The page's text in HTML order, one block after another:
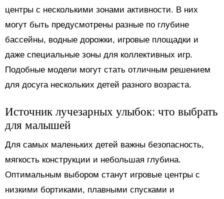
центры с несколькими зонами активности. В них
могут быть предусмотрены разные по глубине
бассейны, водные дорожки, игровые площадки и
даже специальные зоны для коллективных игр.
Подобные модели могут стать отличным решением
для досуга нескольких детей разного возраста.
Источник лучезарных улыбок: что выбрать
для малышей
Для самых маленьких детей важны безопасность,
мягкость конструкции и небольшая глубина.
Оптимальным выбором станут игровые центры с
низкими бортиками, плавными спусками и